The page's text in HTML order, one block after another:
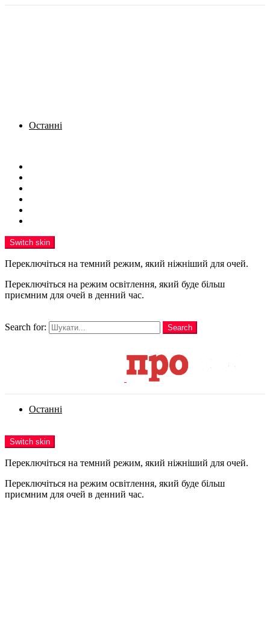
Останні
Switch skin
Переключіться на темний режим, який ніжніший для очей.
Переключіться на режим освітлення, який буде більш
приємним для очей в денний час.
Search for:
Search
Останні
Switch skin
Переключіться на темний режим, який ніжніший для очей.
Переключіться на режим освітлення, який буде більш
приємним для очей в денний час.